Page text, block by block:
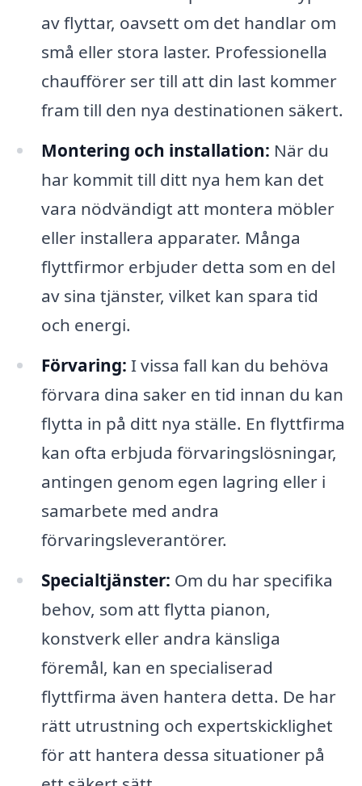
av flyttar, oavsett om det handlar om
små eller stora laster. Professionella
chaufförer ser till att din last kommer
fram till den nya destinationen säkert.
Montering och installation: När du
har kommit till ditt nya hem kan det
vara nödvändigt att montera möbler
eller installera apparater. Många
flyttfirmor erbjuder detta som en del
av sina tjänster, vilket kan spara tid
och energi.
Förvaring: I vissa fall kan du behöva
förvara dina saker en tid innan du kan
flytta in på ditt nya ställe. En flyttfirma
kan ofta erbjuda förvaringslösningar,
antingen genom egen lagring eller i
samarbete med andra
förvaringsleverantörer.
Specialtjänster: Om du har specifika
behov, som att flytta pianon,
konstverk eller andra känsliga
föremål, kan en specialiserad
flyttfirma även hantera detta. De har
rätt utrustning och expertskicklighet
för att hantera dessa situationer på